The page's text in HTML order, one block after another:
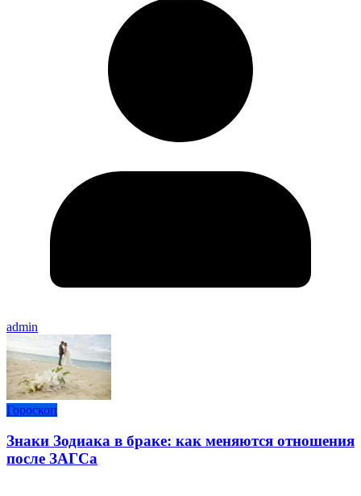
admin
Гороскоп
Знаки Зодиака в браке: как меняются отношения
после ЗАГСа